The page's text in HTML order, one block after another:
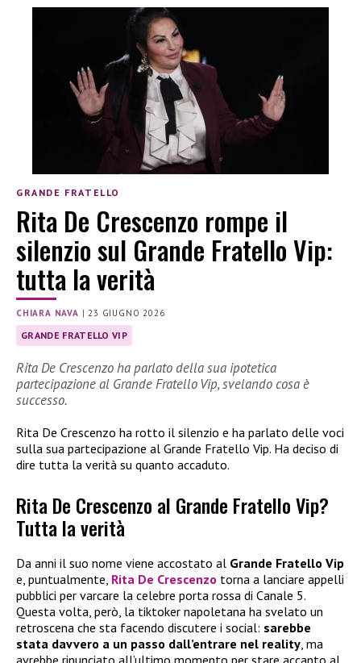
GRANDE FRATELLO
Rita De Crescenzo rompe il
silenzio sul Grande Fratello Vip:
tutta la verità
CHIARA NAVA |23 GIUGNO 2026
GRANDE FRATELLO VIP
Rita De Crescenzo ha parlato della sua ipotetica
partecipazione al Grande Fratello Vip, svelando cosa è
successo.
Rita De Crescenzo ha rotto il silenzio e ha parlato delle voci
sulla sua partecipazione al Grande Fratello Vip. Ha deciso di
dire tutta la verità su quanto accaduto.
Rita De Crescenzo al Grande Fratello Vip?
Tutta la verità
Da anni il suo nome viene accostato al Grande Fratello Vip
e, puntualmente, Rita De Crescenzo torna a lanciare appelli
pubblici per varcare la celebre porta rossa di Canale 5.
Questa volta, però, la tiktoker napoletana ha svelato un
retroscena che sta facendo discutere i social: sarebbe
stata davvero a un passo dall’entrare nel reality, ma